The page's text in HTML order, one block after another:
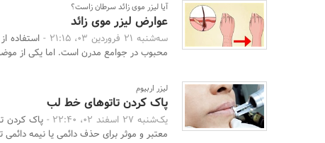
آیا لیزر موی زائد سرطان‌ زاست؟
عوارض لیزر موی زائد
سه‌شنبه 21 فروردین 03، 21:15 -
استفاده
محبوب در جوامع مدرن است. اما یکی از
لیزر اربیوم
پاک کردن تاتوهای خط لب
یک‌شنبه 27 اسفند 02، 22:40 -
پاک کردن
معتبر و موثر برای حذف دائمی یا نیمه